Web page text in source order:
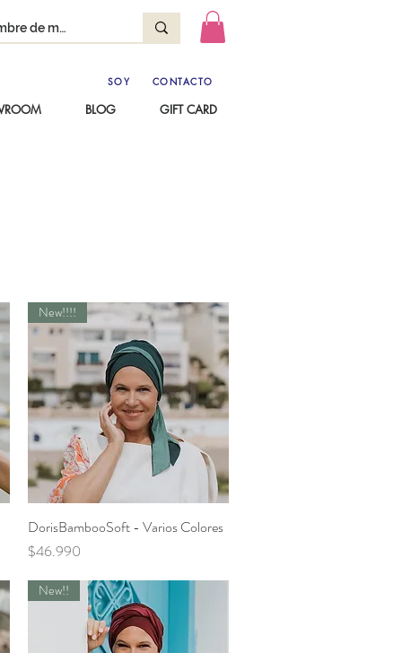
SOY CONTACTO
BLOG GIFT CARD
Vista rápida
New!!!!
DorisBambooSoft - Varios Colores
Precio
$46.990
New!!